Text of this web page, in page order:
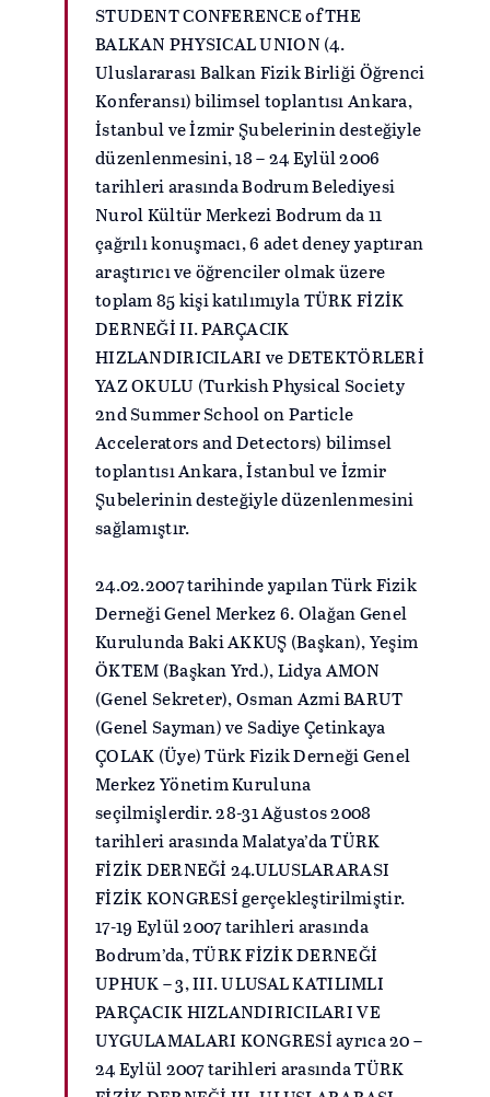
STUDENT CONFERENCE of THE
BALKAN PHYSICAL UNION (4.
Uluslararası Balkan Fizik Birliği Öğrenci
Konferansı) bilimsel toplantısı Ankara,
İstanbul ve İzmir Şubelerinin desteğiyle
düzenlenmesini, 18 – 24 Eylül 2006
tarihleri arasında Bodrum Belediyesi
Nurol Kültür Merkezi Bodrum da 11
çağrılı konuşmacı, 6 adet deney yaptıran
araştırıcı ve öğrenciler olmak üzere
toplam 85 kişi katılımıyla TÜRK FİZİK
DERNEĞİ II. PARÇACIK
HIZLANDIRICILARI ve DETEKTÖRLERİ
YAZ OKULU (Turkish Physical Society
2nd Summer School on Particle
Accelerators and Detectors) bilimsel
toplantısı Ankara, İstanbul ve İzmir
Şubelerinin desteğiyle düzenlenmesini
sağlamıştır.
24.02.2007 tarihinde yapılan Türk Fizik
Derneği Genel Merkez 6. Olağan Genel
Kurulunda Baki AKKUŞ (Başkan), Yeşim
ÖKTEM (Başkan Yrd.), Lidya AMON
(Genel Sekreter), Osman Azmi BARUT
(Genel Sayman) ve Sadiye Çetinkaya
ÇOLAK (Üye) Türk Fizik Derneği Genel
Merkez Yönetim Kuruluna
seçilmişlerdir. 28-31 Ağustos 2008
tarihleri arasında Malatya’da TÜRK
FİZİK DERNEĞİ 24.ULUSLARARASI
FİZİK KONGRESİ gerçekleştirilmiştir.
17-19 Eylül 2007 tarihleri arasında
Bodrum’da, TÜRK FİZİK DERNEĞİ
UPHUK – 3, III. ULUSAL KATILIMLI
PARÇACIK HIZLANDIRICILARI VE
UYGULAMALARI KONGRESİ ayrıca 20 –
24 Eylül 2007 tarihleri arasında TÜRK